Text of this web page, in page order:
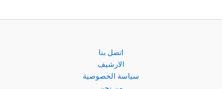
اتصل بنا
الارشيف
سياسة الخصوصية